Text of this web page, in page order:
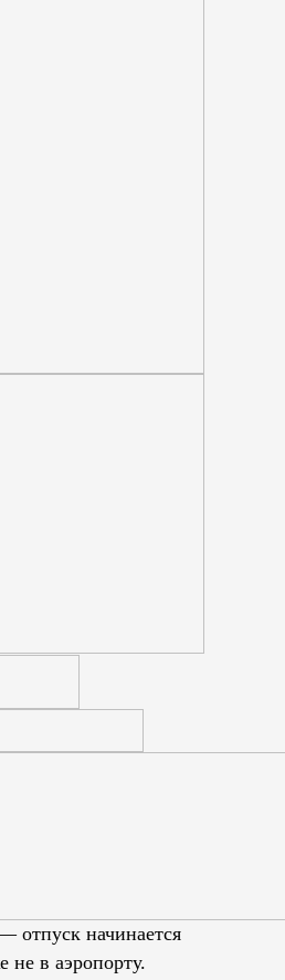
отпуск начинается
не в аэропорту.